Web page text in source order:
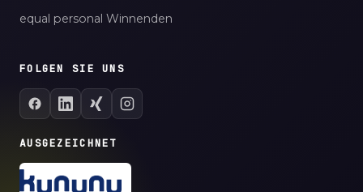
equal personal Winnenden
FOLGEN SIE UNS
AUSGEZEICHNET